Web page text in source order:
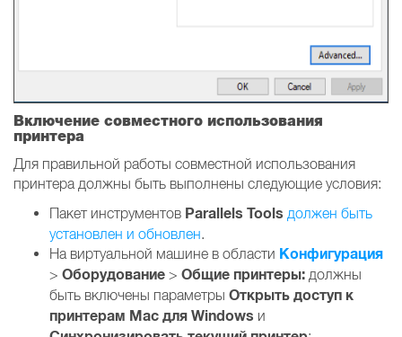
Включение совместного использования
принтера
Для правильной работы совместной использования
принтера должны быть выполнены следующие условия:
Пакет инструментов Parallels Tools должен быть
установлен и обновлен.
На виртуальной машине в области Конфигурация
> Оборудование > Общие принтеры: должны
быть включены параметры Открыть доступ к
принтерам Mac для Windows и